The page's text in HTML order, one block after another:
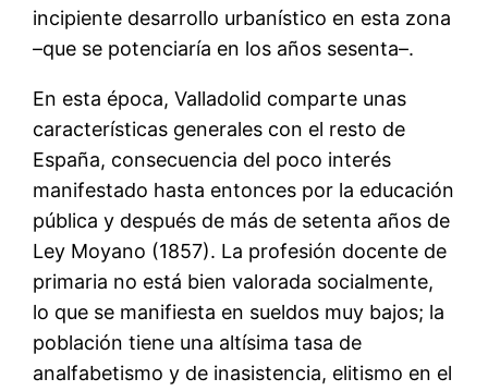
incipiente desarrollo urbanístico en esta zona
–que se potenciaría en los años sesenta–.
En esta época, Valladolid comparte unas
características generales con el resto de
España, consecuencia del poco interés
manifestado hasta entonces por la educación
pública y después de más de setenta años de
Ley Moyano (1857). La profesión docente de
primaria no está bien valorada socialmente,
lo que se manifiesta en sueldos muy bajos; la
población tiene una altísima tasa de
analfabetismo y de inasistencia, elitismo en el